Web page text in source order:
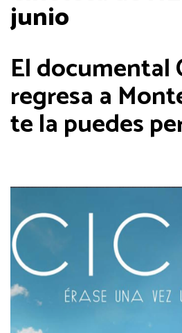
junio
El documental
regresa a
te la puedes